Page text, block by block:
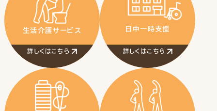
生活介護サービス
詳しくはこちら
日中一時支援
詳しくはこちら